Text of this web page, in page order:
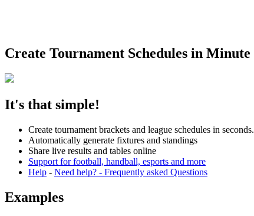
Create Tournament Schedules in Minute
It's that simple!
Create tournament brackets and league schedules in seconds.
Automatically generate fixtures and standings
Share live results and tables online
Support for football, handball, esports and more
Help - Need help? - Frequently asked Questions
Examples